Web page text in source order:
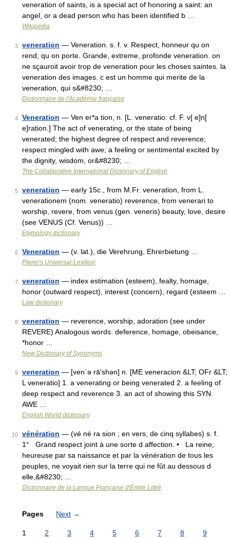
veneration of saints, is a special act of honoring a saint: an
angel, or a dead person who has been identified b …
Wikipedia
3 veneration — Veneration. s. f. v. Respect, honneur qu on
rend, qu on porte. Grande, extreme, profonde veneration. on
ne sçauroit avoir trop de veneration pour les choses saintes. la
veneration des images. c est un homme qui merite de la
veneration, qui s&#8230; …
Dictionnaire de l'Académie française
4 Veneration — Ven er*a tion, n. [L. veneratio: cf. F. v[ e]n[
e]ration.] The act of venerating, or the state of being
venerated; the highest degree of respect and reverence;
respect mingled with awe; a feeling or sentimental excited by
the dignity, wisdom, or&#8230; …
The Collaborative International Dictionary of English
5 veneration — early 15c., from M.Fr. veneration, from L.
venerationem (nom. veneratio) reverence, from venerari to
worship, revere, from venus (gen. veneris) beauty, love, desire
(see VENUS (Cf. Venus)) …
Etymology dictionary
6 Veneration — (v. lat.), die Verehrung, Ehrerbietung …
Pierer's Universal-Lexikon
7 veneration — index estimation (esteem), fealty, homage,
honor (outward respect), interest (concern), regard (esteem …
Law dictionary
8 veneration — reverence, worship, adoration (see under
REVERE) Analogous words: deference, homage, obeisance,
*honor …
New Dictionary of Synonyms
9 veneration — [ven΄ə rā′shən] n. [ME veneracion &LT; OFr &LT;
L veneratio] 1. a venerating or being venerated 2. a feeling of
deep respect and reverence 3. an act of showing this SYN.
AWE …
English World dictionary
10 vénération — (vé né ra sion ; en vers, de cinq syllabes) s. f.
1° Grand respect joint à une sorte d affection. • La reine,
heureuse par sa naissance et par la vénération de tous les
peuples, ne voyait rien sur la terre qui ne fût au dessous d
elle,&#8230; …
Dictionnaire de la Langue Française d'Émile Littré
Pages Next →
1 2 3 4 5 6 7 8 9